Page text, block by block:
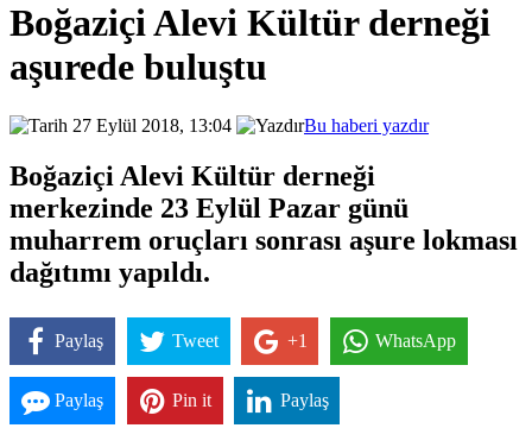
Boğaziçi Alevi Kültür derneği
aşurede buluştu
27 Eylül 2018, 13:04 Bu haberi yazdır
Boğaziçi Alevi Kültür derneği
merkezinde 23 Eylül Pazar günü
muharrem oruçları sonrası aşure lokması
dağıtımı yapıldı.
Paylaş Tweet +1 WhatsApp
Paylaş Pin it Paylaş